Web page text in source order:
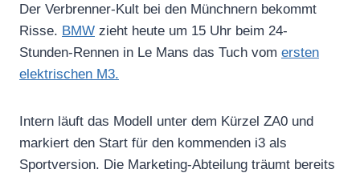
Der Verbrenner-Kult bei den Münchnern bekommt
Risse. BMW zieht heute um 15 Uhr beim 24-
Stunden-Rennen in Le Mans das Tuch vom ersten
elektrischen M3.
Intern läuft das Modell unter dem Kürzel ZA0 und
markiert den Start für den kommenden i3 als
Sportversion. Die Marketing-Abteilung träumt bereits